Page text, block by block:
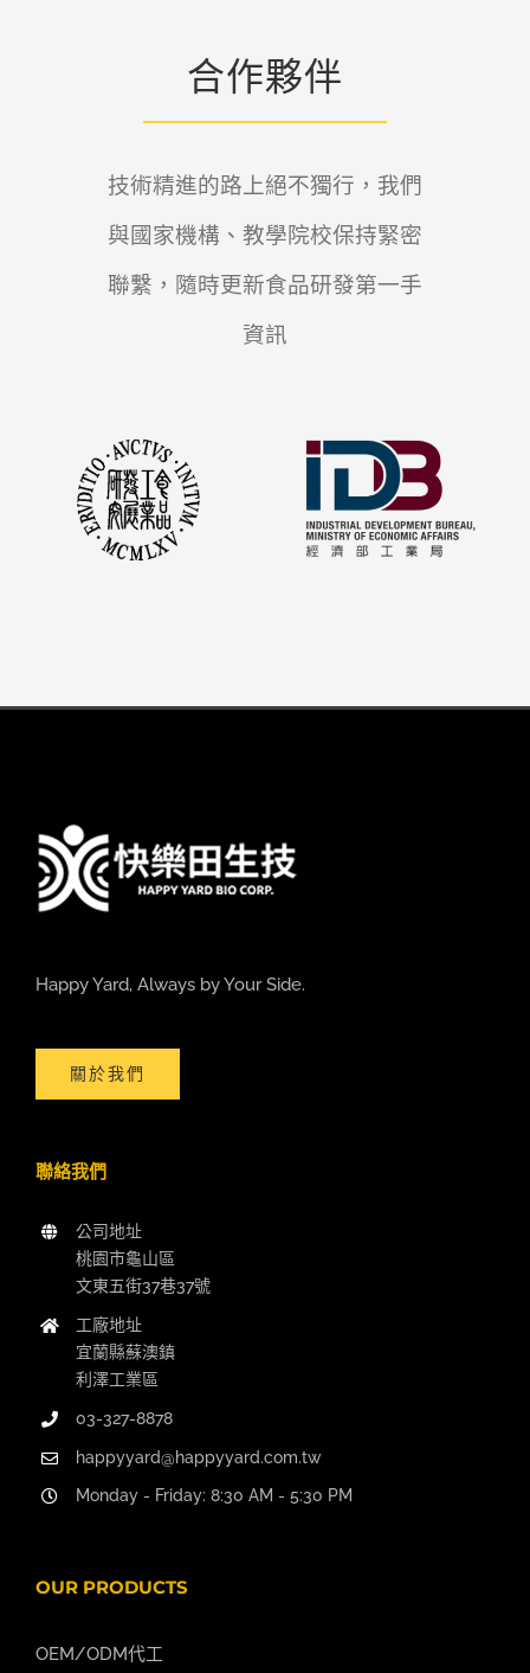
合作夥伴
技術精進的路上絕不獨行，我們
與國家機構、教學院校保持緊密
聯繫，隨時更新食品研發第一手
資訊
Happy Yard, Always by Your Side.
關於我們
聯絡我們
公司地址
桃園市龜山區
文東五街37巷37號
工廠地址
宜蘭縣蘇澳鎮
利澤工業區
03-327-8878
happyyard@happyyard.com.tw
Monday - Friday: 8:30 AM - 5:30 PM
OUR PRODUCTS
OEM/ODM代工